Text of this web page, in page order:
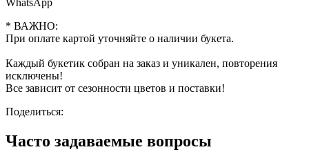
* ВАЖНО:
При оплате картой уточняйте о наличии букета.
Каждый букетик собран на заказ и уникален, повторения
исключены!
Все зависит от сезонности цветов и поставки!
Поделиться:
Часто задаваемые вопросы